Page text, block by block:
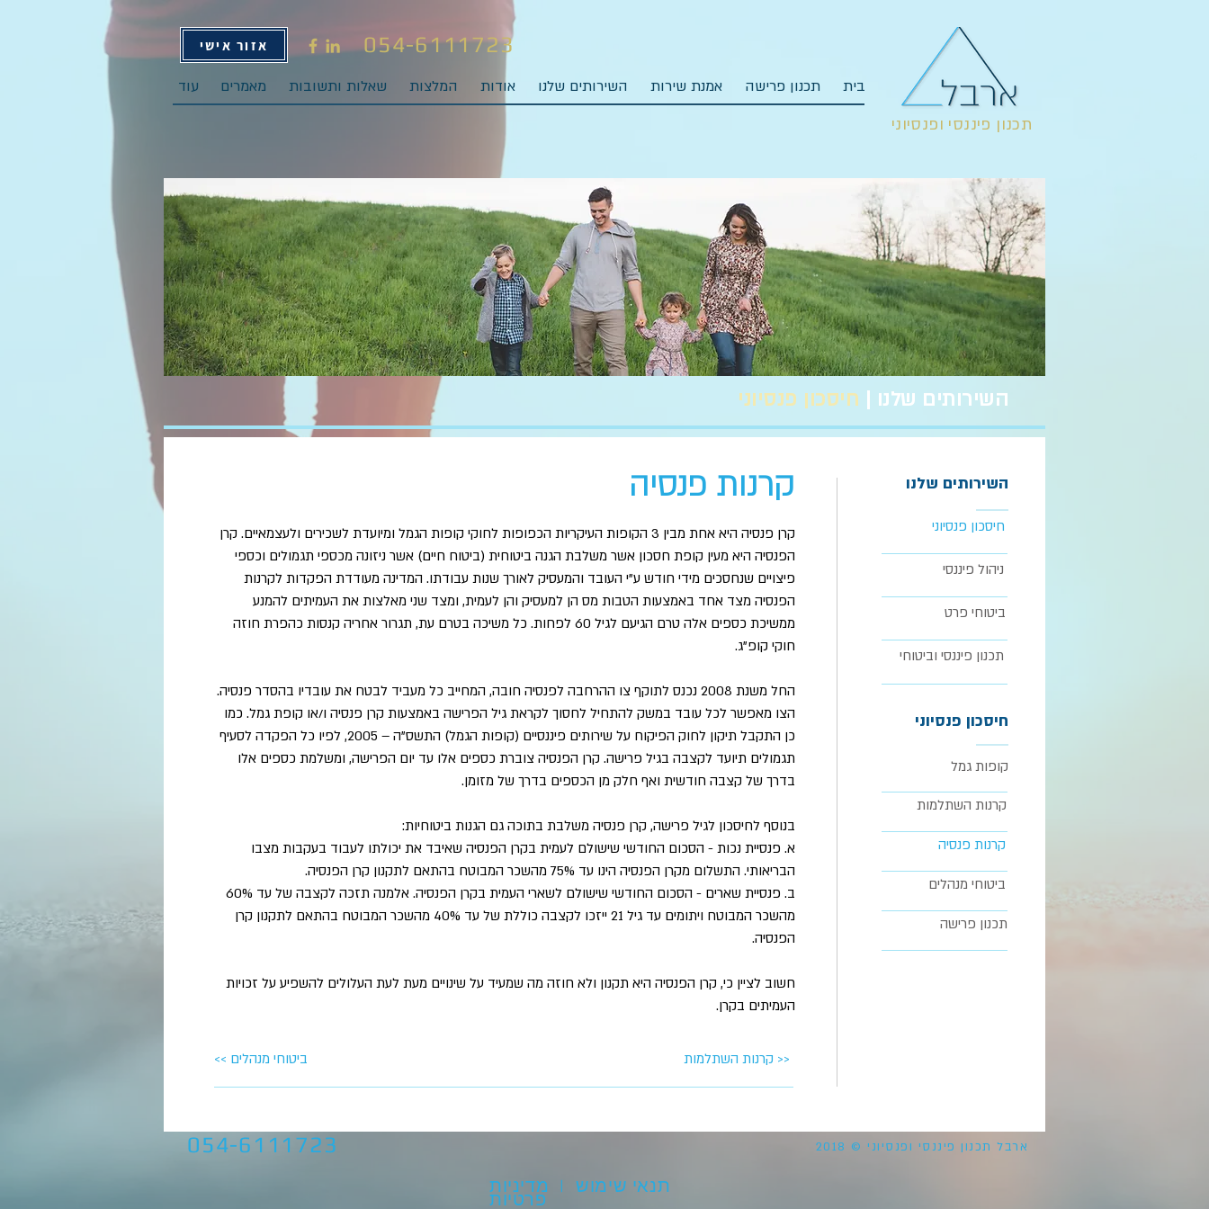
אזור אישי 054-6111723
בית תכנון פרישה אמנת שירות השירותים שלנו אודות המלצות שאלות ותשובות מאמרים עוד
תכנון פיננסי ופנסיוני
השירותים שלנו | חיסכון פנסיוני
קרנות פנסיה
קרן פנסיה היא אחת מבין 3 הקופות העיקריות הכפופות לחוקי קופות הגמל ומיועדת לשכירים ולעצמאיים. קרן
הפנסיה היא מעין קופת חסכון אשר משלבת הגנה ביטוחית (ביטוח חיים) אשר ניזונה מכספי תגמולים וכספי
פיצויים שנחסכים מידי חודש ע"י העובד והמעסיק לאורך שנות עבודתו. המדינה מעודדת הפקדות לקרנות
הפנסיה מצד אחד באמצעות הטבות מס הן למעסיק והן לעמית, ומצד שני מאלצות את העמיתים להמנע
ממשיכת כספים אלה טרם הגיעם לגיל 60 לפחות. כל משיכה בטרם עת, תגרור אחריה קנסות כהפרת חוזה
חוקי קופ"ג.
החל משנת 2008 נכנס לתוקף צו ההרחבה לפנסיה חובה, המחייב כל מעביד לבטח את עובדיו בהסדר פנסיה.
הצו מאפשר לכל עובד במשק להתחיל לחסוך לקראת גיל הפרישה באמצעות קרן פנסיה ו/או קופת גמל. כמו
כן התקבל תיקון לחוק הפיקוח על שירותים פיננסיים (קופות הגמל) התשס"ה – 2005, לפיו כל הפקדה לסעיף
תגמולים תיועד לקצבה בגיל פרישה. קרן הפנסיה צוברת כספים אלו עד יום הפרישה, ומשלמת כספים אלו
בדרך של קצבה חודשית ואף חלק מן הכספים בדרך של מזומן.
בנוסף לחיסכון לגיל פרישה, קרן פנסיה משלבת בתוכה גם הגנות ביטוחיות:
א. פנסיית נכות - הסכום החודשי שישולם לעמית בקרן הפנסיה שאיבד את יכולתו לעבוד בעקבות מצבו
הבריאותי. התשלום מקרן הפנסיה הינו עד 75% מהשכר המבוטח בהתאם לתקנון קרן הפנסיה.
ב. פנסיית שארים - הסכום החודשי שישולם לשארי העמית בקרן הפנסיה. אלמנה תזכה לקצבה של עד 60%
מהשכר המבוטח ויתומים עד גיל 21 ייזכו לקצבה כוללת של עד 40% מהשכר המבוטח בהתאם לתקנון קרן
הפנסיה.
חשוב לציין כי, קרן הפנסיה היא תקנון ולא חוזה מה שמעיד על שינויים מעת לעת העלולים להשפיע על זכויות
העמיתים בקרן.
<< ביטוחי מנהלים קרנות השתלמות >>
השירותים שלנו
חיסכון פנסיוני
ניהול פיננסי
ביטוחי פרט
תכנון פיננסי וביטוחי
חיסכון פנסיוני
קופות גמל
קרנות השתלמות
קרנות פנסיה
ביטוחי מנהלים
תכנון פרישה
054-6111723 2018 © ארבל תכנון פיננסי ופנסיוני
תנאי שימוש | מדיניות
פרטיות